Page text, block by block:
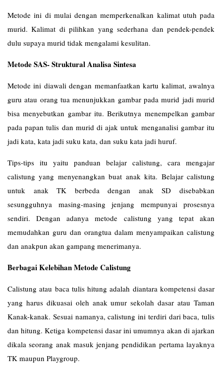
Metode ini di mulai dengan memperkenalkan kalimat utuh pada
murid. Kalimat di pilihkan yang sederhana dan pendek-pendek
dulu supaya murid tidak mengalami kesulitan.
Metode SAS- Struktural Analisa Sintesa
Metode ini diawali dengan memanfaatkan kartu kalimat, awalnya
guru atau orang tua menunjukkan gambar pada murid jadi murid
bisa menyebutkan gambar itu. Berikutnya menempelkan gambar
pada papan tulis dan murid di ajak untuk menganalisi gambar itu
jadi kata, kata jadi suku kata, dan suku kata jadi huruf.
Tips-tips itu yaitu panduan belajar calistung, cara mengajar
calistung yang menyenangkan buat anak kita. Belajar calistung
untuk anak TK berbeda dengan anak SD disebabkan
sesungguhnya masing-masing jenjang mempunyai prosesnya
sendiri. Dengan adanya metode calistung yang tepat akan
memudahkan guru dan orangtua dalam menyampaikan calistung
dan anakpun akan gampang menerimanya.
Berbagai Kelebihan Metode Calistung
Calistung atau baca tulis hitung adalah diantara kompetensi dasar
yang harus dikuasai oleh anak umur sekolah dasar atau Taman
Kanak-kanak. Sesuai namanya, calistung ini terdiri dari baca, tulis
dan hitung. Ketiga kompetensi dasar ini umumnya akan di ajarkan
dikala seorang anak masuk jenjang pendidikan pertama layaknya
TK maupun Playgroup.